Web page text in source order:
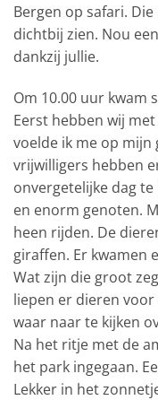
Bergen op safari.
dichtbij zien. Nou
dankzij jullie.
Om 10.00 uur kwam
Eerst hebben wij
voelde ik me op mijn
vrijwilligers hebben
onvergetelijke dag
en enorm genoten.
heen rijden. De
giraffen. Er kwamen
Wat zijn die groot
liepen er dieren
waar naar te kijken
Na het ritje met de
het park ingegaan.
Lekker in het